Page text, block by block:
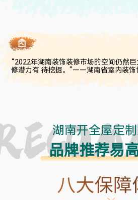
“2022年湖南装饰装修市场的空间仍然
修潜力有 待挖掘。”——湖南省室内装饰
湖南开全屋定
品牌推荐易